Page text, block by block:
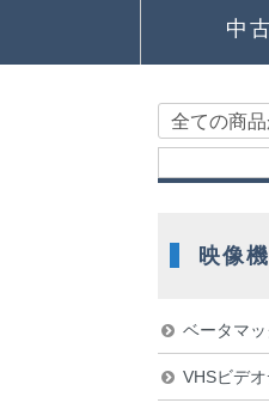
中
映像
ベータマッ
VHSビデ